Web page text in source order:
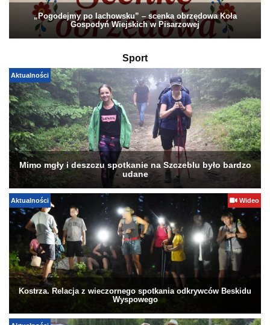
„Pogodejmy po lachowsku” – scenka obrzędowa Koła
Gospodyń Wiejskich w Pisarzowej
Sport
Aktualności
Mimo mgły i deszczu spotkanie na Szczeblu było bardzo
udane
Aktualności Wideo
Kostrza. Relacja z wieczornego spotkania odkrywców Beskidu
Wyspowego